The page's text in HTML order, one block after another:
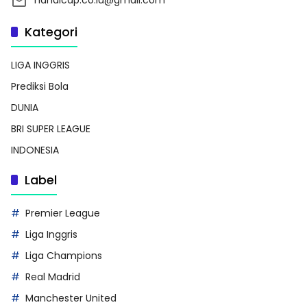
Kategori
LIGA INGGRIS
Prediksi Bola
DUNIA
BRI SUPER LEAGUE
INDONESIA
Label
Premier League
Liga Inggris
Liga Champions
Real Madrid
Manchester United